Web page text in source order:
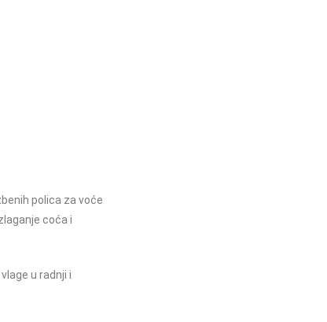
polica za voće
coća i
u radnji i